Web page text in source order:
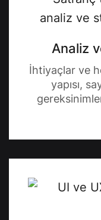
Analiz
İhtiyaçlar ve
yapısı,